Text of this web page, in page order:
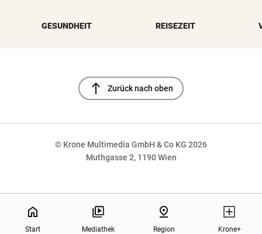
GESUNDHEIT REISEZEIT
north Zurück nach oben
© Krone Multimedia GmbH & Co KG 2026
Muthgasse 2, 1190 Wien
home
Start Mediathek
pin_drop
Region Krone+
NaN%